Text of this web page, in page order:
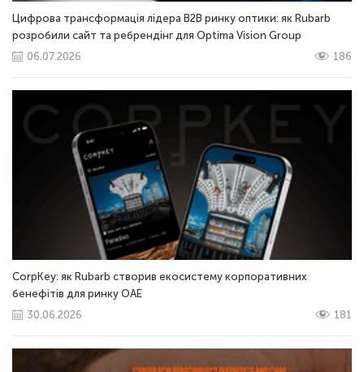
Цифрова трансформація лідера B2B ринку оптики: як Rubarb
розробили сайт та ребрендінг для Optima Vision Group
06.07.2026
186
CorpKey: як Rubarb створив екосистему корпоративних
бенефітів для ринку ОАЕ
30.06.2026
181